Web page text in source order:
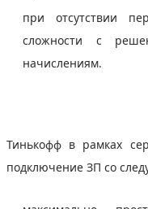
при отсутствии
сложности с
начислениям.
Тинькофф в рамках
подключение ЗП со